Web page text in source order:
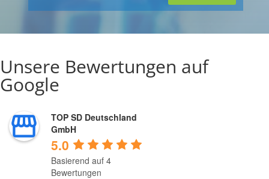
Unsere Bewertungen auf
Google
TOP SD Deutschland
GmbH
5.0
Basierend auf 4
Bewertungen